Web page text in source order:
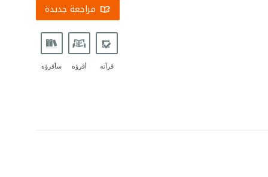
مراجعة جديدة
قرأته أقرؤه سأقرؤه